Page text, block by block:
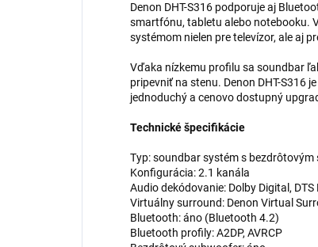
Denon DHT-S316 podporuje aj
smartfónu, tabletu alebo notebooku.
systémom nielen pre televízor, ale aj
Vďaka nízkemu profilu sa soundbar
pripevniť na stenu. Denon DHT-S316
jednoduchý a cenovo dostupný
Technické špecifikácie
Typ: soundbar systém s
Konfigurácia: 2.1 kanála
Audio dekódovanie: Dolby Digital,
Virtuálny surround: Denon Virtual
Bluetooth: áno (Bluetooth 4.2)
Bluetooth profily: A2DP, AVRCP